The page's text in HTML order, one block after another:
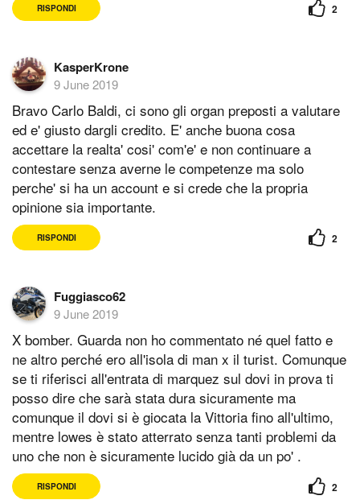
RISPONDI 2
KasperKrone
9 June 2019
Bravo Carlo Baldi, ci sono gli organ preposti a valutare
ed e' giusto dargli credito. E' anche buona cosa
accettare la realta' cosi' com'e' e non continuare a
contestare senza averne le competenze ma solo
perche' si ha un account e si crede che la propria
opinione sia importante.
RISPONDI 2
Fuggiasco62
9 June 2019
X bomber. Guarda non ho commentato né quel fatto e
ne altro perché ero all'isola di man x il turist. Comunque
se ti riferisci all'entrata di marquez sul dovi in prova ti
posso dire che sarà stata dura sicuramente ma
comunque il dovi si è giocata la Vittoria fino all'ultimo,
mentre lowes è stato atterrato senza tanti problemi da
uno che non è sicuramente lucido già da un po' .
RISPONDI 2